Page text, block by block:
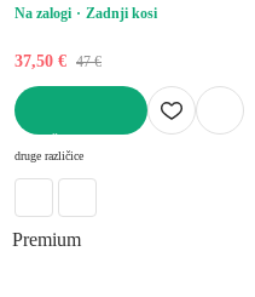
Na zalogi
Zadnji kosi
37,50 € 47 €
druge različice
Premium